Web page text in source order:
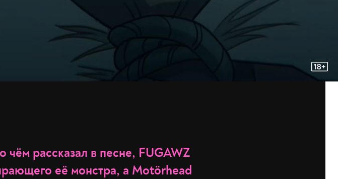
рассказал в песне, FUGAWZ
её монстра, а Motörhead